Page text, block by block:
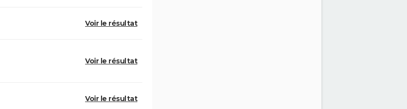
Voir le résultat
Voir le résultat
Voir le résultat